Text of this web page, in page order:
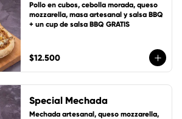
Pollo en cubos, cebolla morada, queso
mozzarella, masa artesanal y salsa BBQ
+ un cup de salsa BBQ GRATIS
$12.500
Special Mechada
Mechada artesanal, queso mozzarella,